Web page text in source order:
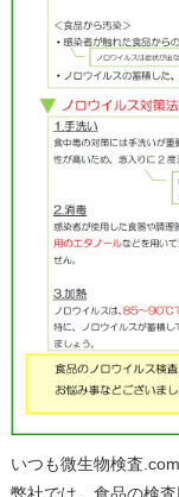
いつも微生物検査
弊社では、食品の検